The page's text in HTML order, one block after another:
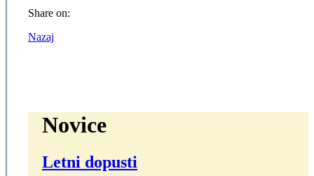
Share on:
Nazaj
Novice
Letni dopusti